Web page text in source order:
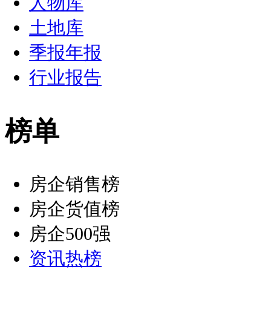
土地库
季报年报
行业报告
榜单
房企销售榜
房企货值榜
房企500强
资讯热榜